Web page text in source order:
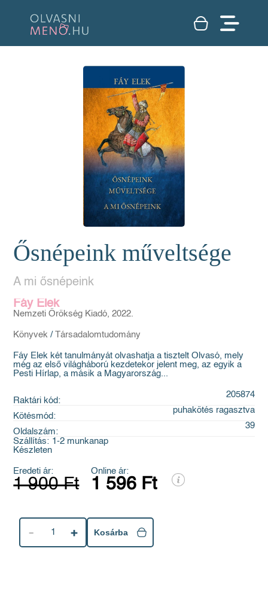
Ősnépeink műveltsége
A mi ősnépeink
Fáy Elek
Nemzeti Örökség Kiadó, 2022.
Könyvek / Társadalomtudomány
Fáy Elek két tanulmányát olvashatja a tisztelt Olvasó, mely
még az első világháború kezdetekor jelent meg, az egyik a
Pesti Hírlap, a másik a Magyarország...
Raktári kód:
205874
Kötésmód:
puhakötés ragasztva
Oldalszám:
39
Szállítás: 1-2 munkanap
Készleten
Eredeti ár:
1 900 Ft
Online ár:
1 596 Ft
1 Kosárba